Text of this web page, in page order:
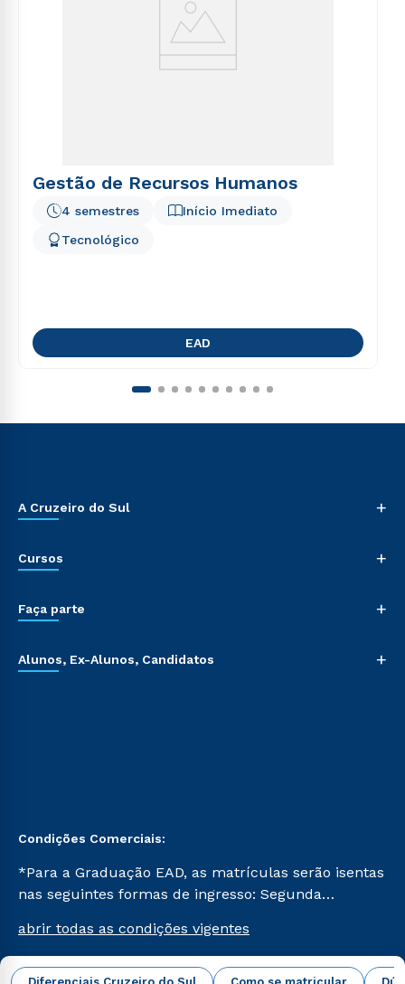
Gestão de Recursos Humanos
Início Imediato
4 semestres
Tecnológico
EAD
A Cruzeiro do Sul +
Cursos +
Faça parte +
Alunos, Ex-Alunos, Candidatos +
Condições Comerciais:
*Para a Graduação EAD, as matrículas serão isentas
nas seguintes formas de ingresso: Segunda
Já para as demais, a taxa de matrícula será de R$
49. *Para a Pós-graduação EAD, as ofertas
abrir todas as condições vigentes